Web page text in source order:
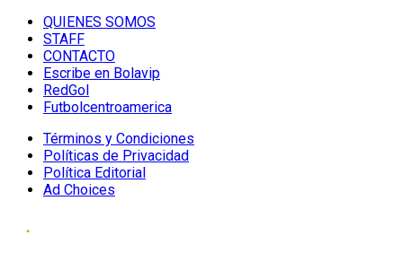
QUIENES SOMOS
STAFF
CONTACTO
Escribe en Bolavip
RedGol
Futbolcentroamerica
Términos y Condiciones
Políticas de Privacidad
Política Editorial
Ad Choices